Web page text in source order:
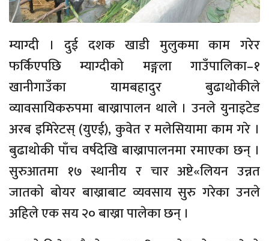
म्याग्दी । दुई दशक खाडी मुलुकमा काम गरेर
फर्किएपछि म्याग्दीको मङ्गला गाउँपालिका–१
खानीगाउँका यामबहादुर बुढाथोकीले
व्यावसायिकरुपमा बाख्रापालन थाले । उनले युनाइटेड
अरब इमिरेटस् (युएई), कुवेत र मलेसियामा काम गरे ।
बुढाथोकी पाँच वर्षदेखि बाख्रापालनमा रमाएका छन् ।
सुरुआतमा १७ स्थानीय र चार अष्टे«लियन उन्नत
जातको बोयर बाख्राबाट व्यवसाय सुरु गरेका उनले
अहिले एक सय २० बाख्रा पालेका छन् ।